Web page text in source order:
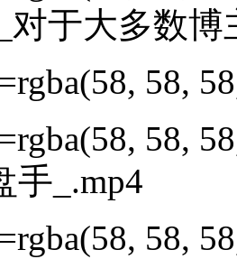
对于大多数
58,
58,
手_.mp4
58,